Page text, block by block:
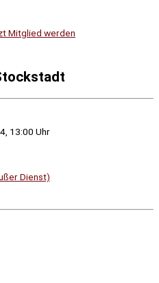
Mitglied werden
13:00 Uhr
Dienst)